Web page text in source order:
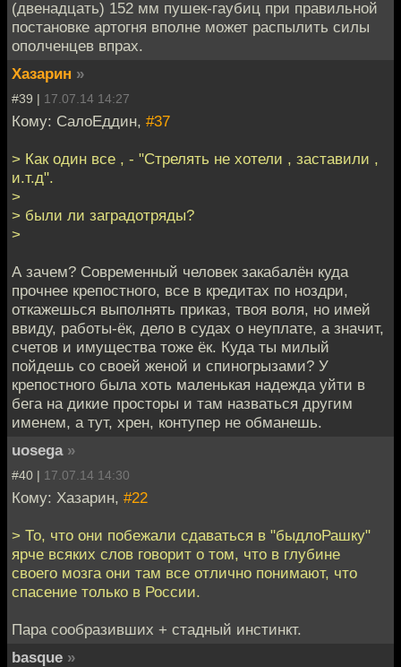
(двенадцать) 152 мм пушек-гаубиц при правильной
постановке артогня вполне может распылить силы
ополченцев впрах.
Хазарин »
#39 | 17.07.14 14:27
Кому: СалоЕддин, #37
> Как один все , - "Стрелять не хотели , заставили ,
и.т.д".
>
> были ли заградотряды?
>
А зачем? Современный человек закабалён куда
прочнее крепостного, все в кредитах по ноздри,
откажешься выполнять приказ, твоя воля, но имей
ввиду, работы-ёк, дело в судах о неуплате, а значит,
счетов и имущества тоже ёк. Куда ты милый
пойдешь со своей женой и спиногрызами? У
крепостного была хоть маленькая надежда уйти в
бега на дикие просторы и там назваться другим
именем, а тут, хрен, контупер не обманешь.
uosega »
#40 | 17.07.14 14:30
Кому: Хазарин, #22
> То, что они побежали сдаваться в "быдлоРашку"
ярче всяких слов говорит о том, что в глубине
своего мозга они там все отлично понимают, что
спасение только в России.
Пара сообразивших + стадный инстинкт.
basque »